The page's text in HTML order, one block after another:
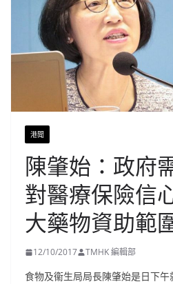
港聞
陳肇始：政府
對醫療保險信
大藥物資助範
12/10/2017 TMHK 編輯部
食物及衞生局局長陳肇始是日下